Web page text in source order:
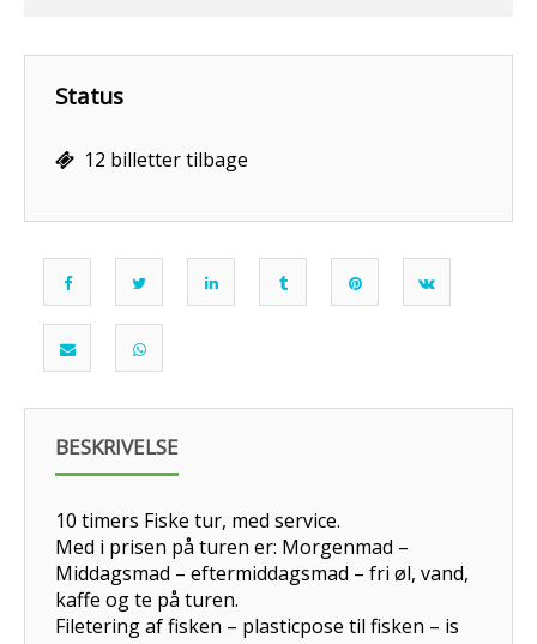
Gule
rev.
antal
Status
12 billetter tilbage
BESKRIVELSE
10 timers Fiske tur, med service.
Med i prisen på turen er: Morgenmad –
Middagsmad – eftermiddagsmad – fri øl, vand,
kaffe og te på turen.
Filetering af fisken – plasticpose til fisken – is